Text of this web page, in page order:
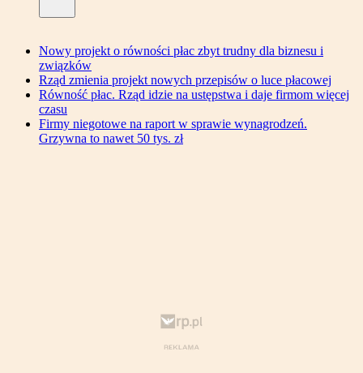
Nowy projekt o równości płac zbyt trudny dla biznesu i
związków
Rząd zmienia projekt nowych przepisów o luce płacowej
Równość płac. Rząd idzie na ustępstwa i daje firmom więcej
czasu
Firmy niegotowe na raport w sprawie wynagrodzeń.
Grzywna to nawet 50 tys. zł